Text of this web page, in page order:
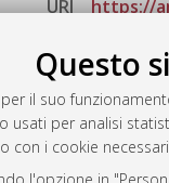
Questo
il suo
per analisi
con i cookie
URI
https://
implementato e gestito